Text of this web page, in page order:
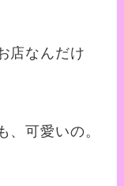
店なんだけ
、可愛いの。